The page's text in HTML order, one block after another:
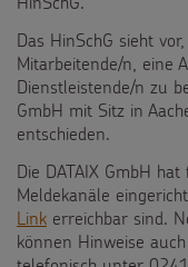
FAQ Spenden
Das HinSchG sieht
Mitarbeitende/n, eine
Dienstleistende/n zu
GmbH mit Sitz in
entschieden.
Die DATAIX GmbH
Meldekanäle
Link erreichbar sind.
können Hinweise